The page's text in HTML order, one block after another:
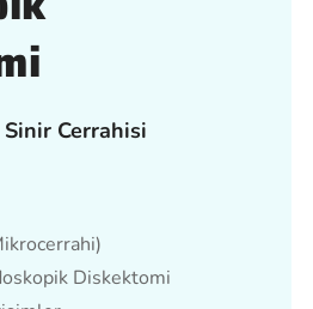
Cerrahisi
Diskektomi